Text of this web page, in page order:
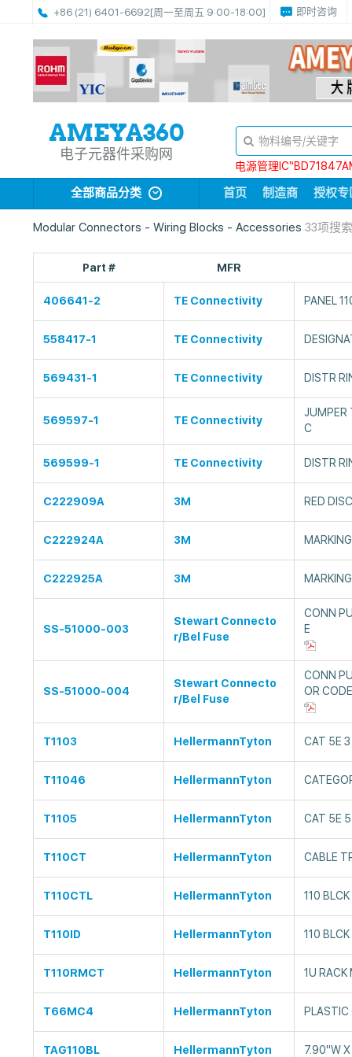
+86 (21) 6401-6692[周一至周五 9:00-18:00] 即时咨询
电子元器件采购网
电源管理
全部商品分类 首页 制造商 授权专
Modular Connectors - Wiring Blocks - Accessories 33项搜
Part # MFR
406641-2 TE Connectivity PANEL
558417-1 TE Connectivity
569431-1 TE Connectivity DISTR
569597-1 TE Connectivity
JUMPER
C
569599-1 TE Connectivity DISTR
C222909A 3M RED
C222924A 3M
C222925A 3M
SS-51000-003
Stewart Connecto
r/Bel Fuse
CONN
E
SS-51000-004
Stewart Connecto
r/Bel Fuse
CONN
OR
T1103 HellermannTyton CAT 5E 3
T11046 HellermannTyton
T1105 HellermannTyton CAT 5E 5
T110CT HellermannTyton CABLE
T110CTL HellermannTyton 110
T110ID HellermannTyton 110
T110RMCT HellermannTyton 1U
T66MC4 HellermannTyton PLASTIC
TAG110BL HellermannTyton 7.90"W